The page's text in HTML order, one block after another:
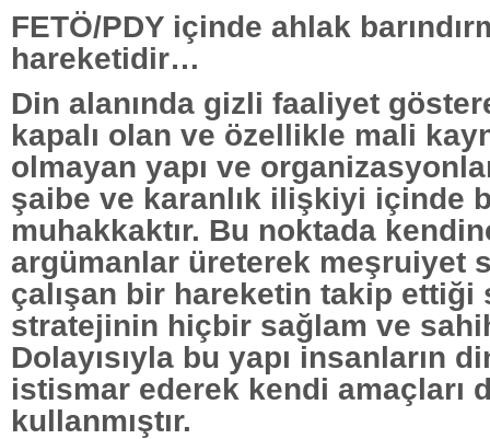
FETÖ/PDY içinde ahlak
hareketidir…
Din alanında gizli faaliyet
kapalı olan ve özellikle mali
olmayan yapı ve
şaibe ve karanlık ilişkiyi içinde
muhakkaktır. Bu noktada
argümanlar üreterek meşruiyet
çalışan bir hareketin takip ettiği
stratejinin hiçbir sağlam ve
Dolayısıyla bu yapı insanların
istismar ederek kendi amaçları
kullanmıştır.